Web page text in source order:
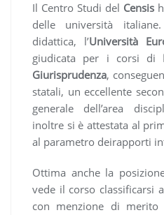
Il Centro Studi del Censis
delle università
didattica, l’Università
giudicata per i corsi di
Giurisprudenza,
statali, un eccellente
generale dell’area
inoltre si è attestata al
al parametro deirapporti
Ottima anche la
vede il corso classificarsi
con menzione di